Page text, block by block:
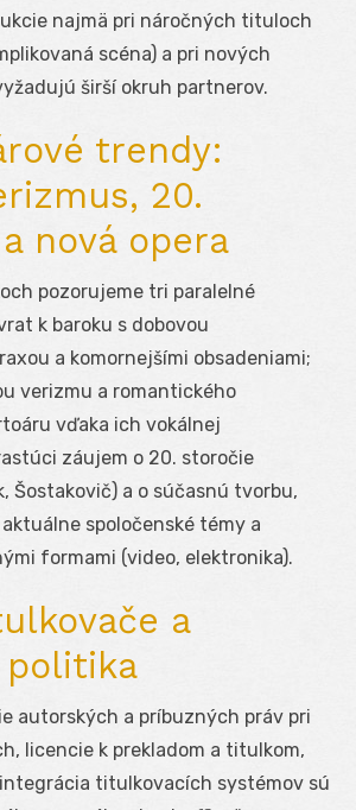
najmä pri náročných tituloch
scéna) a pri nových
širší okruh partnerov.
trendy:
20.
nová opera
pozorujeme tri paralelné
k baroku s dobovou
a komornejšími obsadeniami;
verizmu a romantického
vďaka ich vokálnej
záujem o 20. storočie
Šostakovič) a o súčasnú tvorbu,
spoločenské témy a
formami (video, elektronika).
a
politika
autorských a príbuzných práv pri
licencie k prekladom a titulkom,
titulkovacích systémov sú